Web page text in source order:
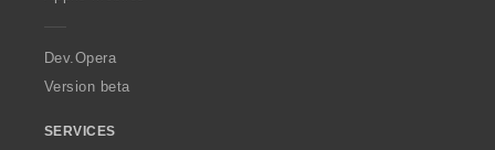
a
Dev.Opera
Version beta
SERVICES